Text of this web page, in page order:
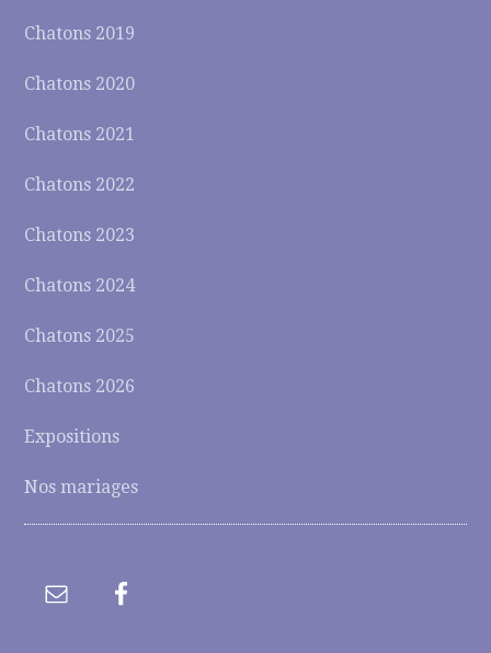
Chatons 2019
Chatons 2020
Chatons 2021
Chatons 2022
Chatons 2023
Chatons 2024
Chatons 2025
Chatons 2026
Expositions
Nos mariages